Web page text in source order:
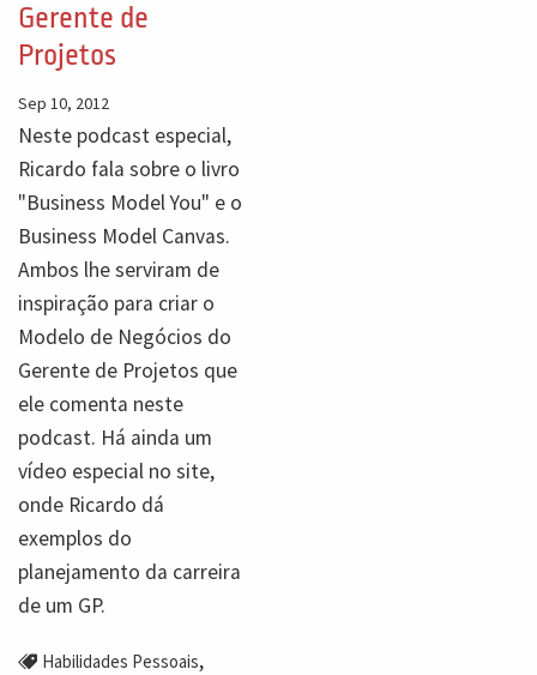
Gerente de
Projetos
Sep 10, 2012
Neste podcast especial,
Ricardo fala sobre o livro
"Business Model You" e o
Business Model Canvas.
Ambos lhe serviram de
inspiração para criar o
Modelo de Negócios do
Gerente de Projetos que
ele comenta neste
podcast. Há ainda um
vídeo especial no site,
onde Ricardo dá
exemplos do
planejamento da carreira
de um GP.
Habilidades Pessoais,